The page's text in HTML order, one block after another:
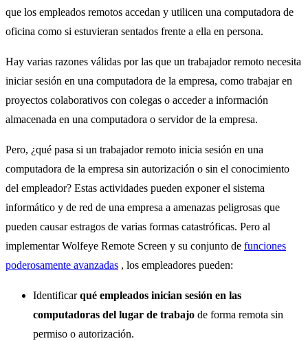
que los empleados remotos accedan y utilicen una computadora de
oficina como si estuvieran sentados frente a ella en persona.
Hay varias razones válidas por las que un trabajador remoto necesita
iniciar sesión en una computadora de la empresa, como trabajar en
proyectos colaborativos con colegas o acceder a información
almacenada en una computadora o servidor de la empresa.
Pero, ¿qué pasa si un trabajador remoto inicia sesión en una
computadora de la empresa sin autorización o sin el conocimiento
del empleador? Estas actividades pueden exponer el sistema
informático y de red de una empresa a amenazas peligrosas que
pueden causar estragos de varias formas catastróficas. Pero al
implementar Wolfeye Remote Screen y su conjunto de funciones
poderosamente avanzadas , los empleadores pueden:
Identificarqué empleados inician sesión en las
computadoras del lugar de trabajo de forma remota sin
permiso o autorización.